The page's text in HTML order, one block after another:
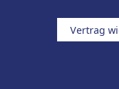
Vertrag